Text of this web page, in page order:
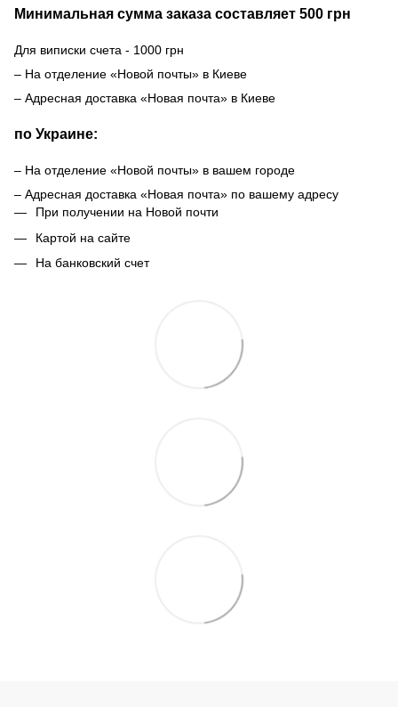
Минимальная сумма заказа составляет 500 грн
Для виписки счета - 1000 грн
– На отделение «Новой почты» в Киеве
– Адресная доставка «Новая почта» в Киеве
по Украине:
– На отделение «Новой почты» в вашем городе
– Адресная доставка «Новая почта» по вашему адресу
При получении на Новой почти
Картой на сайте
На банковский счет